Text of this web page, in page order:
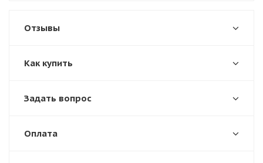
Отзывы
Как купить
Задать вопрос
Оплата